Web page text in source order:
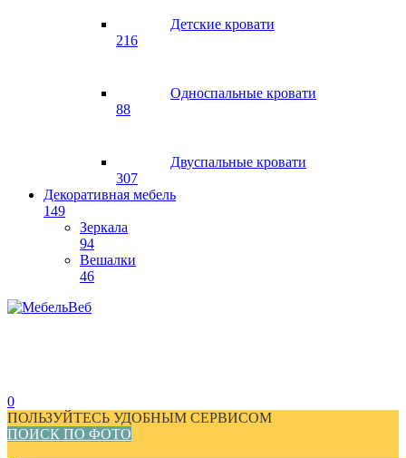
Детские кровати
216
Односпальные кровати
88
Двуспальные кровати
307
Декоративная мебель
149
Зеркала
94
Вешалки
46
0
ПОЛЬЗУЙТЕСЬ УДОБНЫМ СЕРВИСОМ
ПОИСК ПО ФОТО